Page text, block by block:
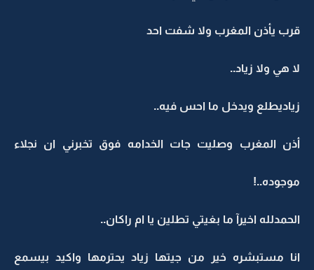
قرب يأذن المغرب ولا شفت احد
لا هي ولا زياد..
زياديطلع ويدخل ما احس فيه..
أذن المغرب وصليت جات الخدامه فوق تخبرني ان نجلاء
موجوده..!
الحمدلله اخيرآ ما بغيتي تطلين يا ام راكان..
انا مستبشره خير من جيتها زياد يحترمها واكيد بيسمع